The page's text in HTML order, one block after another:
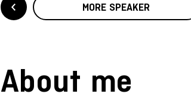
MORE SPEAKER
About me